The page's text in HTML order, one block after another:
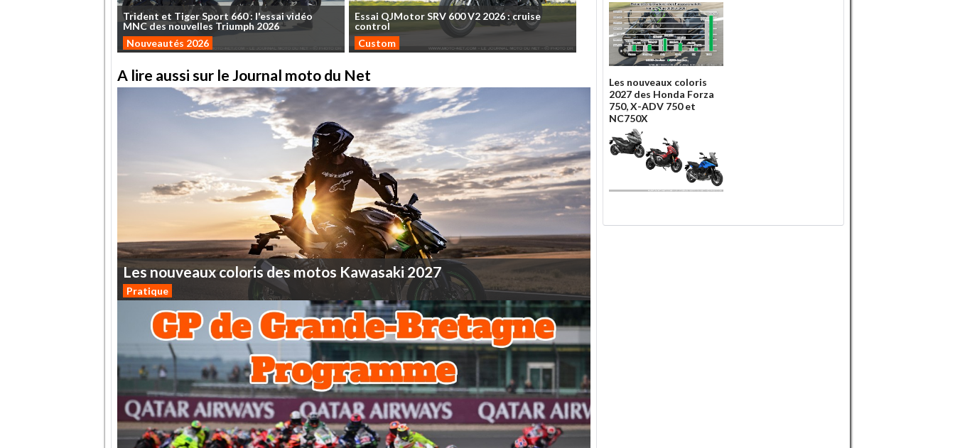
Trident et TigerSport 660: l'essaividéo
MNCdesnouvelles Triumph2026
Nouveautés 2026
Essai QJMotorSRV 600V2 2026: cruise
control
Custom
A lire aussi sur le Journal moto du Net
Lesnouveauxcoloris desmotos Kawasaki 2027
Pratique
Les nouveaux coloris
2027 des Honda Forza
750, X-ADV 750 et
NC750X